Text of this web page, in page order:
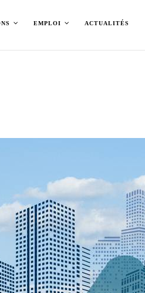
EMPLOI ACTUALITÉS